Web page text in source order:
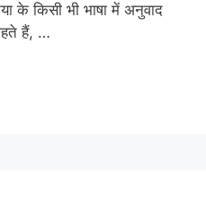
के किसी भी भाषा में अनुवाद
हैं, …